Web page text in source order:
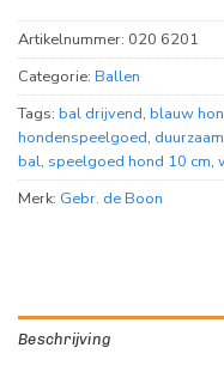
Artikelnummer: 020 6201
Categorie: Ballen
Tags: bal drijvend, blauw
hondenspeelgoed,
bal, speelgoed hond 10 cm,
Merk: Gebr. de Boon
Beschrijving